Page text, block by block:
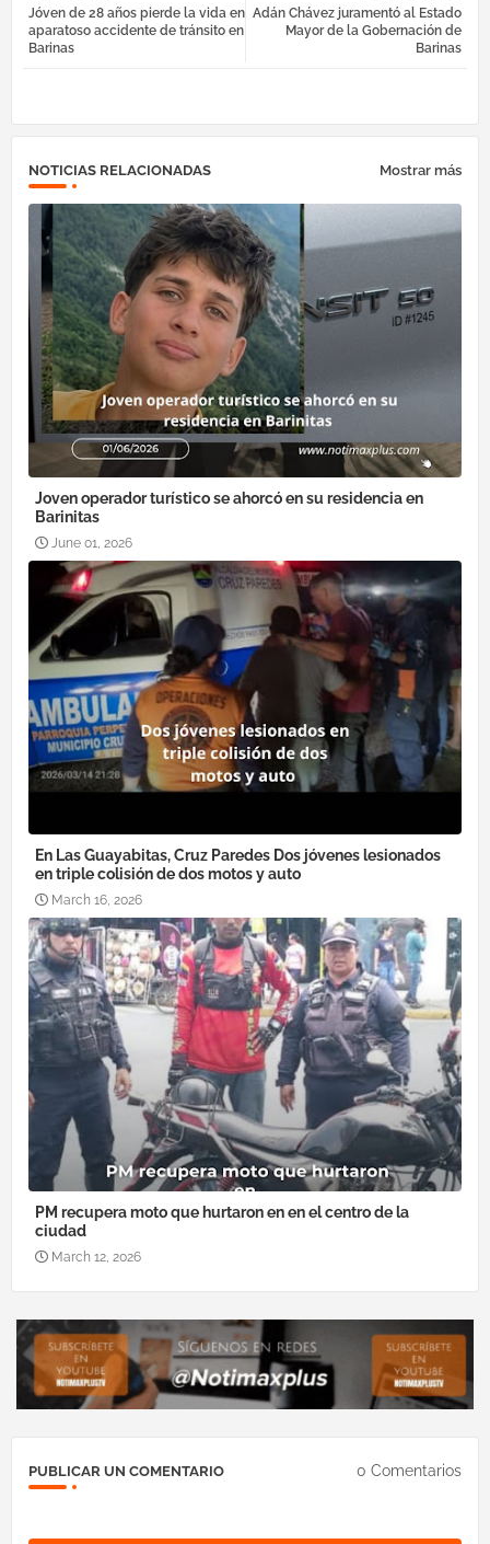
ebo tter egr atsa
Adán Chávez juramentó al Estado
Mayor de la Gobernación de
Barinas
Jóven de 28 años pierde la vida en
aparatoso accidente de tránsito en
Barinas
NOTICIAS RELACIONADAS Mostrar más
Joven operador turístico se ahorcó en su residencia en
Barinitas
June 01, 2026
En Las Guayabitas, Cruz Paredes Dos jóvenes lesionados
en triple colisión de dos motos y auto
March 16, 2026
PM recupera moto que hurtaron en en el centro de la
ciudad
March 12, 2026
PUBLICAR UN COMENTARIO 0 Comentarios